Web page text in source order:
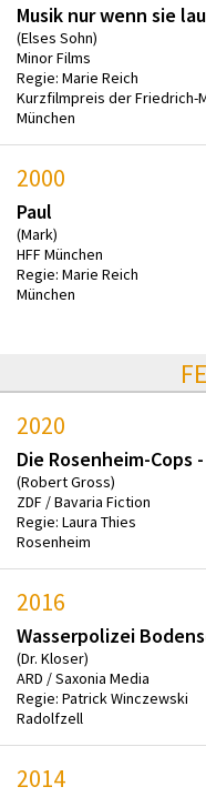
Musik nur wenn sie
(Elses Sohn)
Minor Films
Regie: Marie Reich
Kurzfilmpreis der Friedrich-
München
2000
Paul
(Mark)
HFF München
Regie: Marie Reich
München
2020
Die Rosenheim-Cops
(Robert Gross)
ZDF / Bavaria Fiction
Regie: Laura Thies
Rosenheim
2016
Wasserpolizei
(Dr. Kloser)
ARD / Saxonia Media
Regie: Patrick Winczewski
Radolfzell
2014